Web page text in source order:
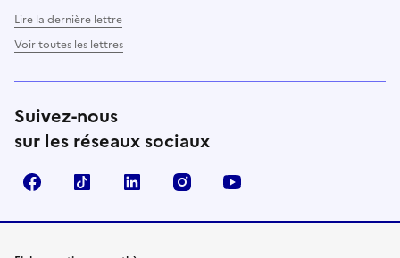
Lire la dernière lettre
Voir toutes les lettres
Suivez-nous
sur les réseaux sociaux
FacebookTikTok LinkedIn Instagram